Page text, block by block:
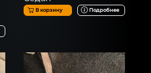
В корзину Подробнее